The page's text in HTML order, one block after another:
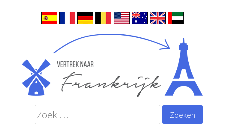
Frankrijk
ALLES OVER EMIGREREN NAAR FRANKRIJK